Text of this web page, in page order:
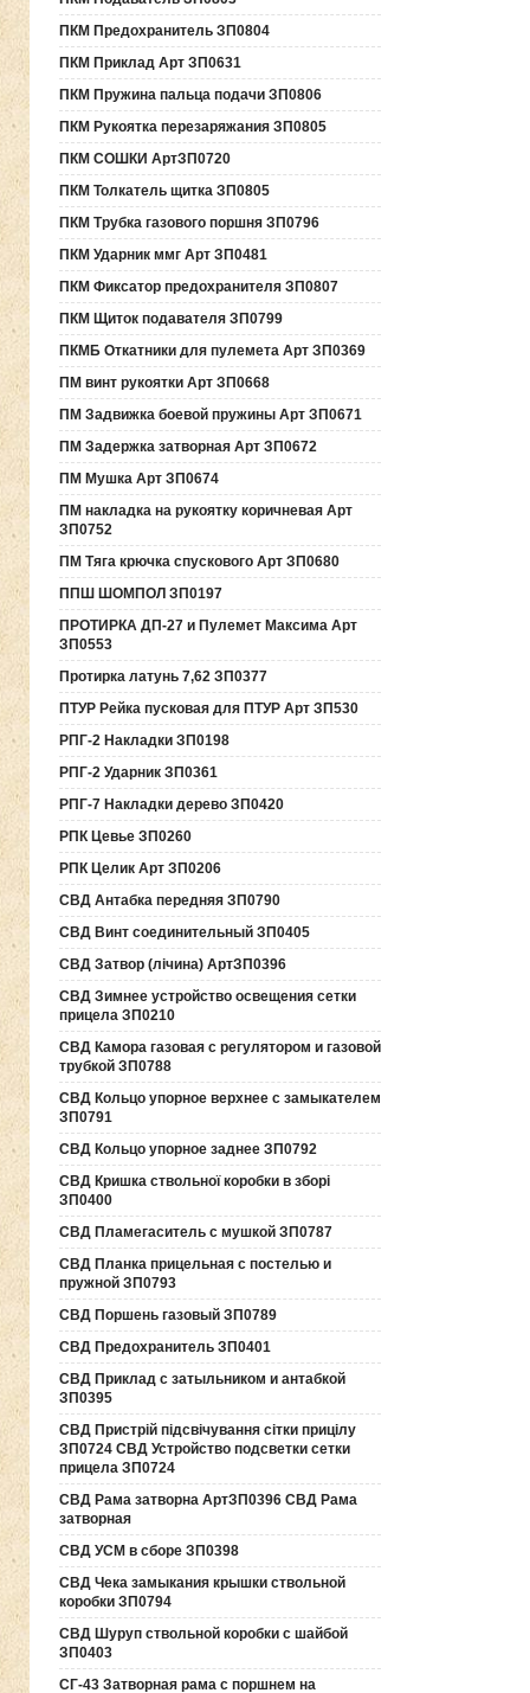
ПКМ Предохранитель ЗП0804
ПКМ Приклад Арт ЗП0631
ПКМ Пружина пальца подачи ЗП0806
ПКМ Рукоятка перезаряжания ЗП0805
ПКМ СОШКИ АртЗП0720
ПКМ Толкатель щитка ЗП0805
ПКМ Трубка газового поршня ЗП0796
ПКМ Ударник ммг Арт ЗП0481
ПКМ Фиксатор предохранителя ЗП0807
ПКМ Щиток подавателя ЗП0799
ПКМБ Откатники для пулемета Арт ЗП0369
ПМ винт рукоятки Арт ЗП0668
ПМ Задвижка боевой пружины Арт ЗП0671
ПМ Задержка затворная Арт ЗП0672
ПМ Мушка Арт ЗП0674
ПМ накладка на рукоятку коричневая Арт
ЗП0752
ПМ Тяга крючка спускового Арт ЗП0680
ППШ ШОМПОЛ ЗП0197
ПРОТИРКА ДП-27 и Пулемет Максима Арт
ЗП0553
Протирка латунь 7,62 ЗП0377
ПТУР Рейка пусковая для ПТУР Арт ЗП530
РПГ-2 Накладки ЗП0198
РПГ-2 Ударник ЗП0361
РПГ-7 Накладки дерево ЗП0420
РПК Цевье ЗП0260
РПК Целик Арт ЗП0206
СВД Антабка передняя ЗП0790
СВД Винт соединительный ЗП0405
СВД Затвор (лічина) АртЗП0396
СВД Зимнее устройство освещения сетки
прицела ЗП0210
СВД Камора газовая с регулятором и газовой
трубкой ЗП0788
СВД Кольцо упорное верхнее с замыкателем
ЗП0791
СВД Кольцо упорное заднее ЗП0792
СВД Кришка ствольної коробки в зборі
ЗП0400
СВД Пламегаситель с мушкой ЗП0787
СВД Планка прицельная с постелью и
пружной ЗП0793
СВД Поршень газовый ЗП0789
СВД Предохранитель ЗП0401
СВД Приклад с затыльником и антабкой
ЗП0395
СВД Пристрій підсвічування сітки прицілу
ЗП0724 СВД Устройство подсветки сетки
прицела ЗП0724
СВД Рама затворна АртЗП0396 СВД Рама
затворная
СВД УСМ в сборе ЗП0398
СВД Чека замыкания крышки ствольной
коробки ЗП0794
СВД Шуруп ствольной коробки с шайбой
ЗП0403
СГ-43 Затворная рама с поршнем на